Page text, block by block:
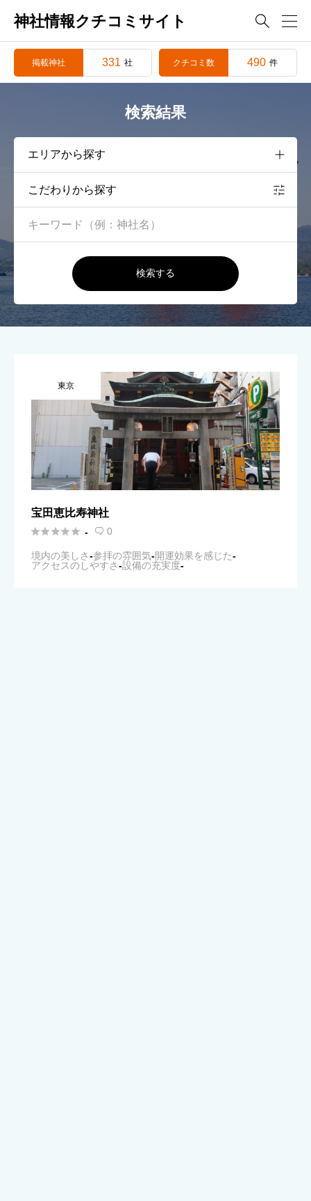
神社情報クチコミサイト 
掲載神社 331 社 クチコミ数 490 件
検索結果
こだわりから探す
検索する
東京
宝田恵比寿神社
 -  0
境内の美しさ-参拝の雰囲気-開運効果を感じた-
アクセスのしやすさ-設備の充実度-